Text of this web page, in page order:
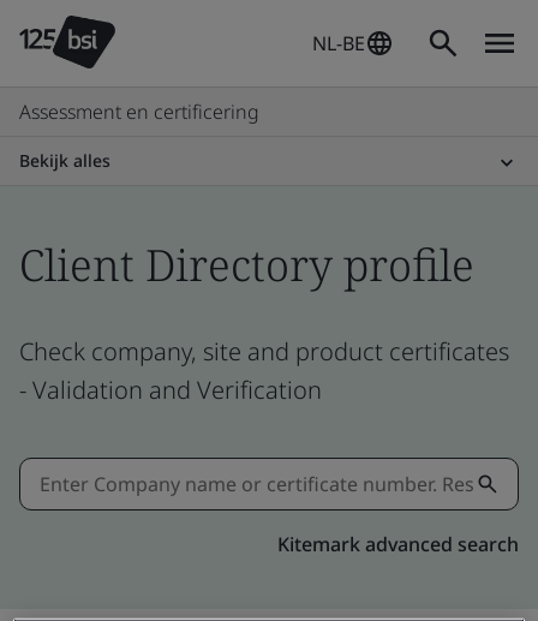
NL-BE
Assessment en certificering
Bekijk alles
Client Directory profile
Check company, site and product certificates
- Validation and Verification
Kitemark advanced search